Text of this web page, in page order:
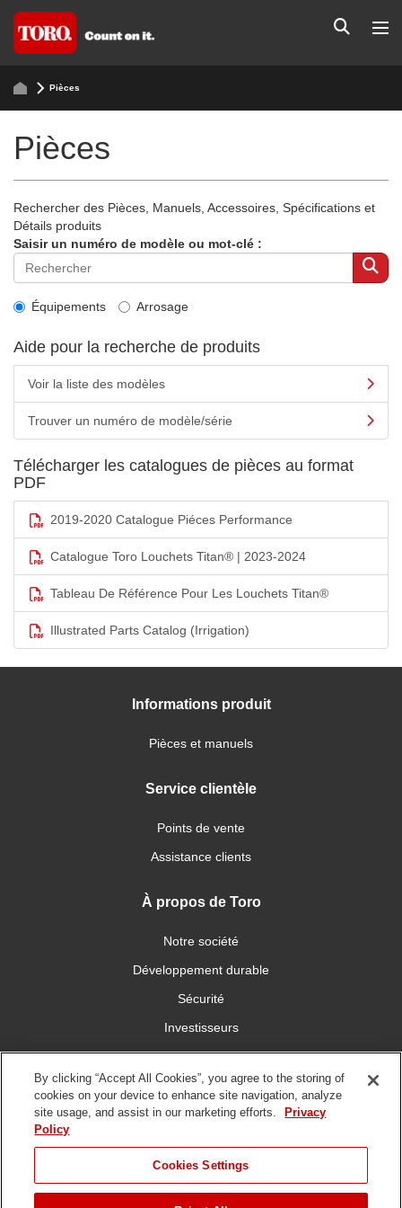
Pièces
Pièces
Rechercher des Pièces, Manuels, Accessoires, Spécifications et
Détails produits
Saisir un numéro de modèle ou mot-clé :
Équipements Arrosage
Aide pour la recherche de produits
Voir la liste des modèles
Trouver un numéro de modèle/série
Télécharger les catalogues de pièces au format
PDF
2019-2020 Catalogue Piéces Performance
Catalogue Toro Louchets Titan® | 2023-2024
Tableau De Référence Pour Les Louchets Titan®
Illustrated Parts Catalog (Irrigation)
Informations produit
Pièces et manuels
Service clientèle
Points de vente
Assistance clients
À propos de Toro
Notre société
Développement durable
Sécurité
Investisseurs
Carrières
Connectez-vous avec nous
By clicking “Accept All Cookies”, you agree to the storing of
cookies on your device to enhance site navigation, analyze
site usage, and assist in our marketing efforts.
Privacy
Policy
Cookies Settings